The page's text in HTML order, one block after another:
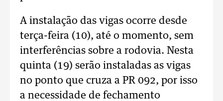
A instalação das vigas ocorre desde
terça-feira (10), até o momento, sem
interferências sobre a rodovia. Nesta
quinta (19) serão instaladas as vigas
no ponto que cruza a PR 092, por isso
a necessidade de fechamento